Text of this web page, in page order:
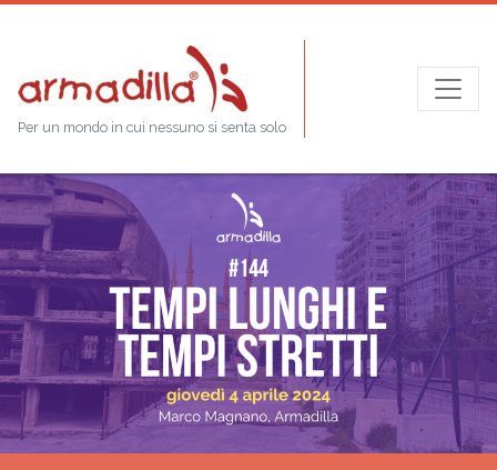
Per un mondo in cui nessuno si senta solo